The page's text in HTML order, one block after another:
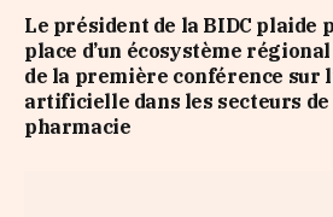
Le président de la BIDC plaide
place d’un écosystème
de la première conférence sur
artificielle dans les secteurs de
pharmacie